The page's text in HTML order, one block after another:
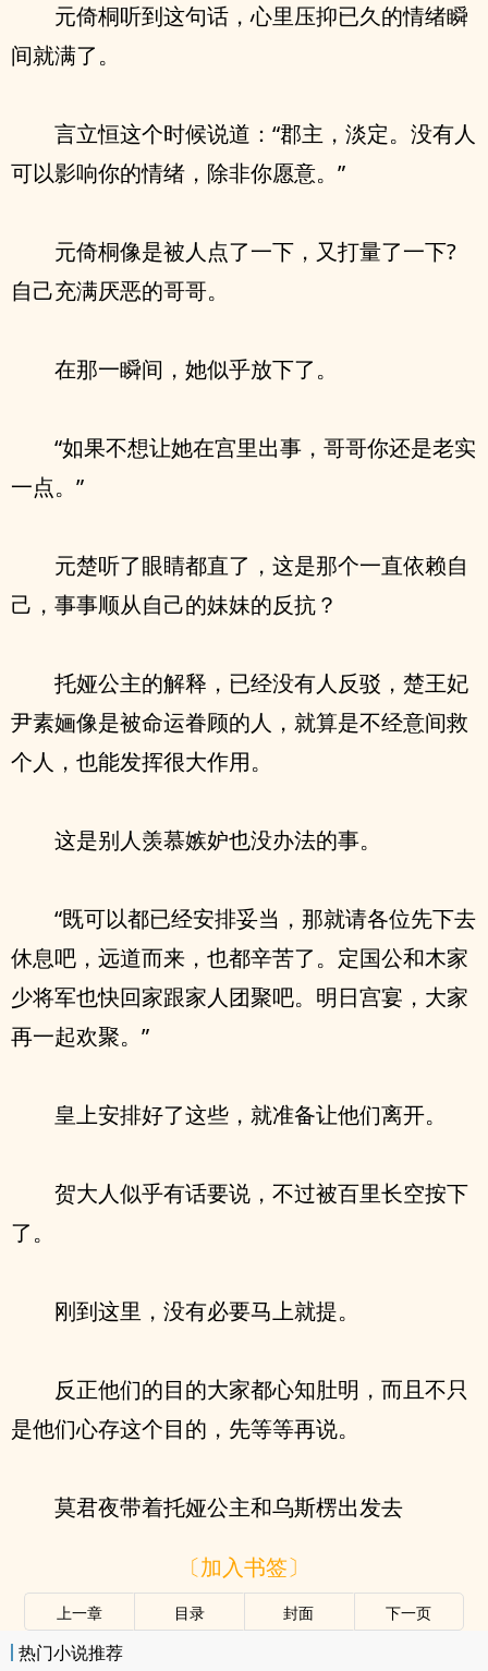
元倚桐听到这句话，心里压抑已久的情绪瞬
间就满了。
言立恒这个时候说道：“郡主，淡定。没有人
可以影响你的情绪，除非你愿意。”
元倚桐像是被人点了一下，又打量了一下?
自己充满厌恶的哥哥。
在那一瞬间，她似乎放下了。
“如果不想让她在宫里出事，哥哥你还是老实
一点。”
元楚听了眼睛都直了，这是那个一直依赖自
己，事事顺从自己的妹妹的反抗？
托娅公主的解释，已经没有人反驳，楚王妃
尹素婳像是被命运眷顾的人，就算是不经意间救
个人，也能发挥很大作用。
这是别人羡慕嫉妒也没办法的事。
“既可以都已经安排妥当，那就请各位先下去
休息吧，远道而来，也都辛苦了。定国公和木家
少将军也快回家跟家人团聚吧。明日宫宴，大家
再一起欢聚。”
皇上安排好了这些，就准备让他们离开。
贺大人似乎有话要说，不过被百里长空按下
了。
刚到这里，没有必要马上就提。
反正他们的目的大家都心知肚明，而且不只
是他们心存这个目的，先等等再说。
莫君夜带着托娅公主和乌斯楞出发去
〔加入书签〕
上一章 目录 封面 下一页
热门小说推荐